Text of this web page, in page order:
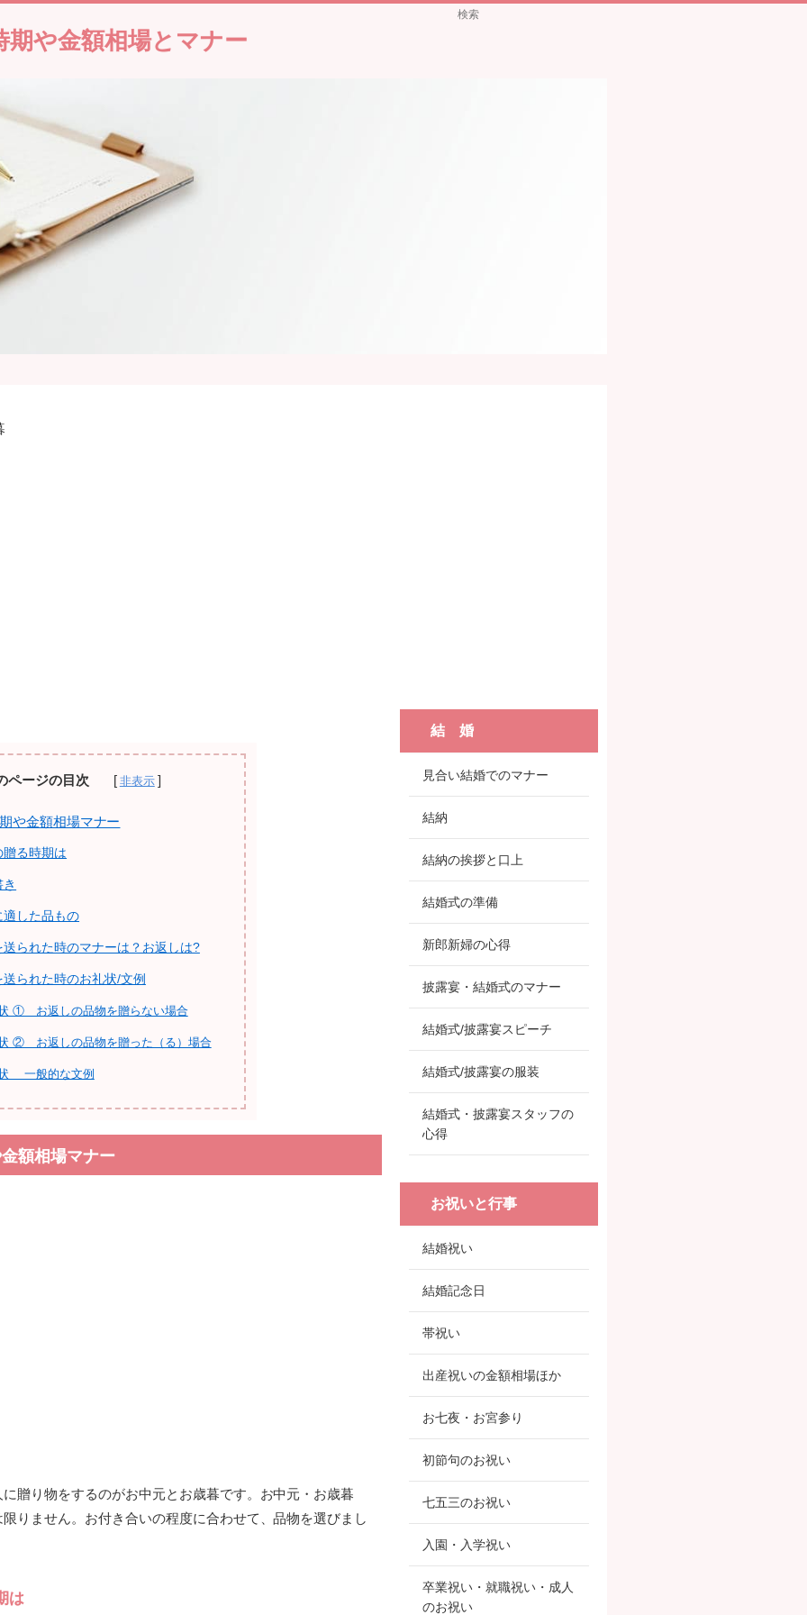
や金額相場とマナー
ページの目次
や金額相場マナー
る時期は
した品もの
られた時のマナーは？お返しは?
られた時のお礼状/文例
① お返しの品物を贈らない場合
② お返しの品物を贈った（る）場合
一般的な文例
額相場マナー
贈り物をするのがお中元とお歳暮です。お中元・お歳暮
りません。お付き合いの程度に合わせて、品物を選びまし
は
結 婚
見合い結婚でのマナー
結納
結納の挨拶と口上
結婚式の準備
新郎新婦の心得
披露宴・結婚式のマナー
結婚式/披露宴スピーチ
結婚式/披露宴の服装
結婚式・披露宴スタッフの
心得
お祝いと行事
結婚祝い
結婚記念日
帯祝い
出産祝いの金額相場ほか
お七夜・お宮参り
初節句のお祝い
七五三のお祝い
入園・入学祝い
卒業祝い・就職祝い・成人
のお祝い